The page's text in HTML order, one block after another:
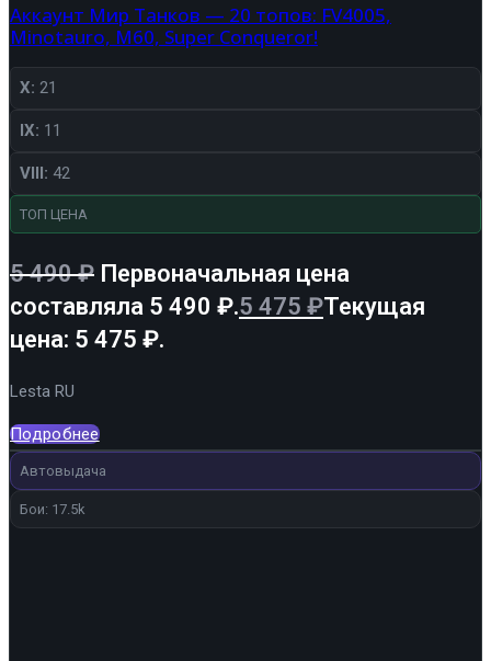
Аккаунт Мир Танков — 20 топов: FV4005,
Minotauro, M60, Super Conqueror!
X: 21
IX: 11
VIII: 42
ТОП ЦЕНА
5 490₽ Первоначальная цена
составляла 5 490 ₽.5 475 ₽Текущая
цена: 5 475 ₽.
Lesta RU
Подробнее
Автовыдача
Бои: 17.5k